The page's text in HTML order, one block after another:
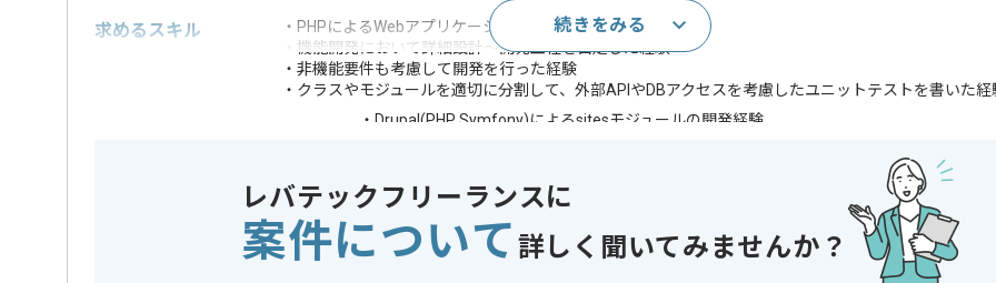
求めるスキル
・PHPによるWebアプリケーションの実装経験
・機能開発において詳細設計～開発工程を自走した経験
・非機能要件も考慮して開発を行った経験
・クラスやモジュールを適切に分割して、外部APIやDBアクセスを考慮したユニットテストを書いた経
・Drupal(PHP Symfony)によるsitesモジュールの開発経験
※上記に似た経験やスキルをお持ちであれば申し込み可能なケースもございます！まずはお気軽にご相談ください！
この案件で扱う技術 DB
PostgreSQL
続きをみる
レバテックフリーランスに
案件について 詳しく聞いてみませんか？